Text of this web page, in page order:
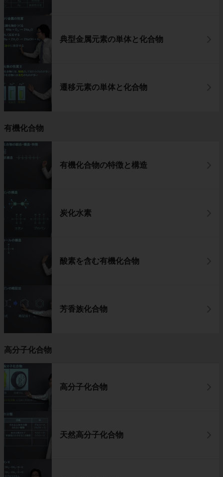
典型金属元素の単体と化合物
遷移元素の単体と化合物
有機化合物
有機化合物の特徴と構造
炭化水素
酸素を含む有機化合物
芳香族化合物
高分子化合物
高分子化合物
天然高分子化合物